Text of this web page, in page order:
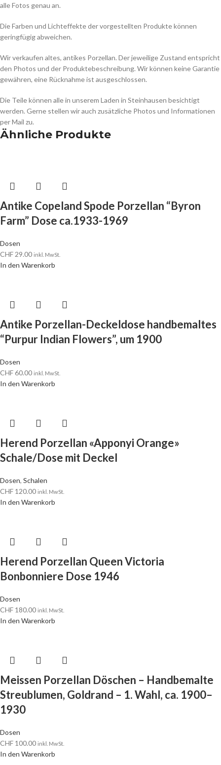
alle Fotos genau an.
Die Farben und Lichteffekte der vorgestellten Produkte können
geringfügig abweichen.
Wir verkaufen altes, antikes Porzellan. Der jeweilige Zustand entspricht
den Photos und der Produktebeschreibung. Wir können keine Garantie
gewähren, eine Rücknahme ist ausgeschlossen.
Die Teile können alle in unserem Laden in Steinhausen besichtigt
werden. Gerne stellen wir auch zusätzliche Photos und Informationen
per Mail zu.
Ähnliche Produkte
Antike Copeland Spode Porzellan “Byron
Farm” Dose ca.1933-1969
Dosen
CHF 29.00 inkl. MwSt.
In den Warenkorb
Antike Porzellan-Deckeldose handbemaltes
“Purpur Indian Flowers”, um 1900
Dosen
CHF60.00 inkl. MwSt.
In den Warenkorb
Herend Porzellan «Apponyi Orange»
Schale/Dose mit Deckel
Dosen, Schalen
CHF 120.00 inkl. MwSt.
In den Warenkorb
Herend Porzellan Queen Victoria
Bonbonniere Dose 1946
Dosen
CHF 180.00 inkl. MwSt.
In den Warenkorb
Meissen Porzellan Döschen – Handbemalte
Streublumen, Goldrand – 1. Wahl, ca. 1900–
1930
Dosen
CHF 100.00 inkl. MwSt.
In den Warenkorb